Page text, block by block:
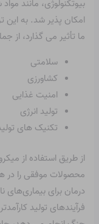
بیوتکنولوژی، مانند
امکان پذیر شد. به این
ما تأثیر می گذارد، از
سلامتی
کشاورزی
امنیت غذایی
تولید انرژی
تکنیک های
از طریق استفاده از
محصولات موفقی را در
درمان برای بیماری‌های
فرآیندهای تولید